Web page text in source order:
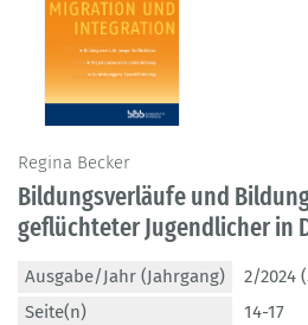
Regina Becker
Bildungsverläufe und
geflüchteter Jugendlicher in
Ausgabe/Jahr (Jahrgang)
2/2024
Seite(n)
14-17